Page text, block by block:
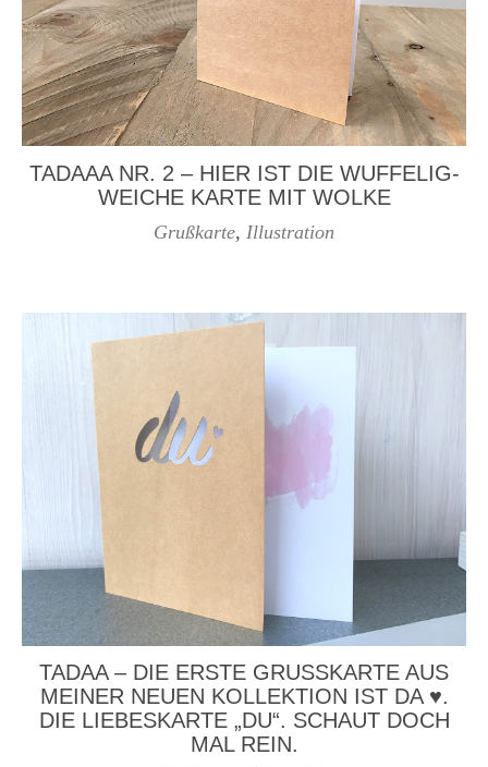
TADAAA NR. 2 – HIER IST DIE WUFFELIG-
WEICHE KARTE MIT WOLKE
Grußkarte, Illustration
TADAA – DIE ERSTE GRUSSKARTE AUS M
EINER NEUEN KOLLEKTION IST DA ♥︎. D
IE LIEBESKARTE „DU“. SCHAUT DOCH M
AL REIN.